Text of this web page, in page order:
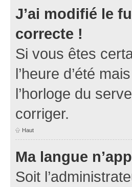
J’ai modifié le
correcte !
Si vous êtes
l’heure d’été
l’horloge du
corriger.
Haut
Ma langue
Soit